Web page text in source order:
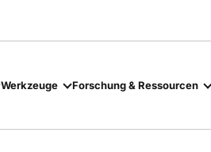
Werkzeuge Forschung & Ressourcen